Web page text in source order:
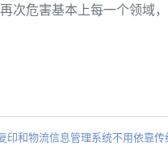
次危害基本上每一个领域
印和物流信息管理系统不用依靠